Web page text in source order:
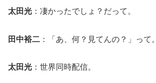
太田光 ：凄かったでしょ？だって。
田中裕二 ：「あ、何？見てんの？」って。
太田光 ：世界同時配信。